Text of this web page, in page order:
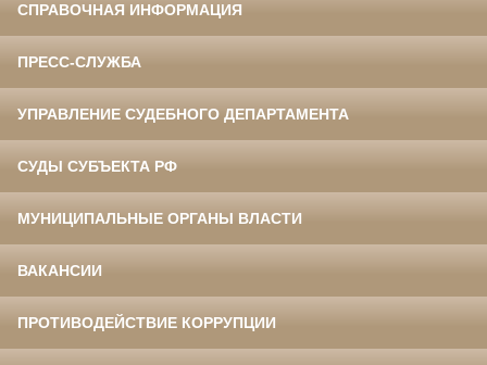
СПРАВОЧНАЯ ИНФОРМАЦИЯ
ПРЕСС-СЛУЖБА
УПРАВЛЕНИЕ СУДЕБНОГО ДЕПАРТАМЕНТА
СУДЫ СУБЪЕКТА РФ
МУНИЦИПАЛЬНЫЕ ОРГАНЫ ВЛАСТИ
ВАКАНСИИ
ПРОТИВОДЕЙСТВИЕ КОРРУПЦИИ